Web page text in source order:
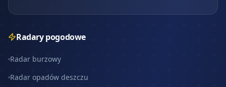
Radary pogodowe
Radar burzowy
Radar opadów deszczu